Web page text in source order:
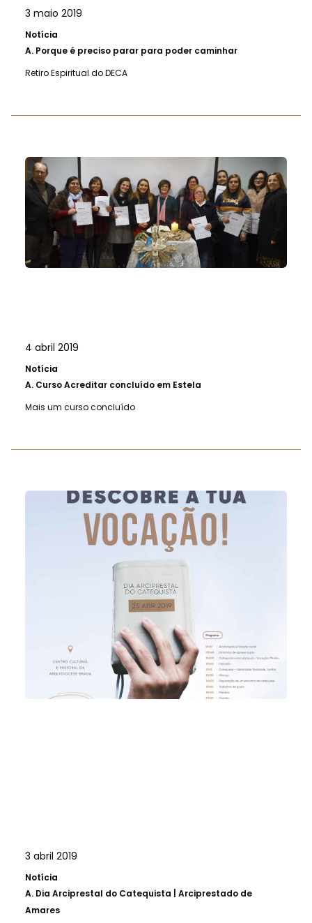
3 maio 2019
Notícia
A. Porque é preciso parar para poder caminhar
Retiro Espiritual do DECA
4 abril 2019
Notícia
A. Curso Acreditar concluído em Estela
Mais um curso concluído
3 abril 2019
Notícia
A. Dia Arciprestal do Catequista | Arciprestado de
Amares